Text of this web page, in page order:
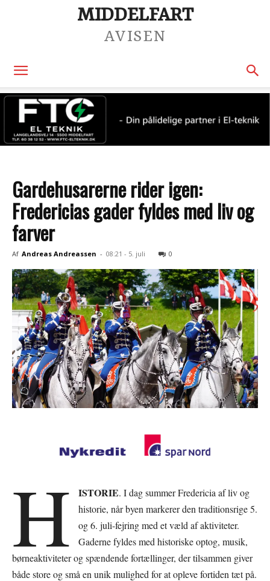
MIDDELFART
AVISEN
Gardehusarerne rider igen:
Fredericias gader fyldes med liv og
farver
Af Andreas Andreassen - 08:21 - 5. juli 0
H ISTORIE. I dag summer Fredericia af liv og
historie, når byen markerer den traditionsrige 5.
og 6. juli-fejring med et væld af aktiviteter.
Gaderne fyldes med historiske optog, musik,
børneaktiviteter og spændende fortællinger, der tilsammen giver
både store og små en unik mulighed for at opleve fortiden tæt på.